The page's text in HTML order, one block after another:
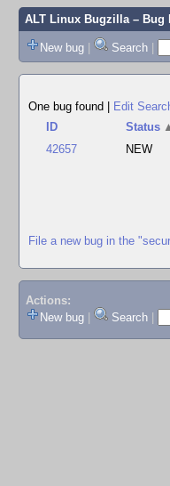
ALT Linux Bugzilla– Bug
New bug | Search |
One bug found
Edit
ID
Status
42657
NEW
File a new bug in the
Actions:
New bug
Search